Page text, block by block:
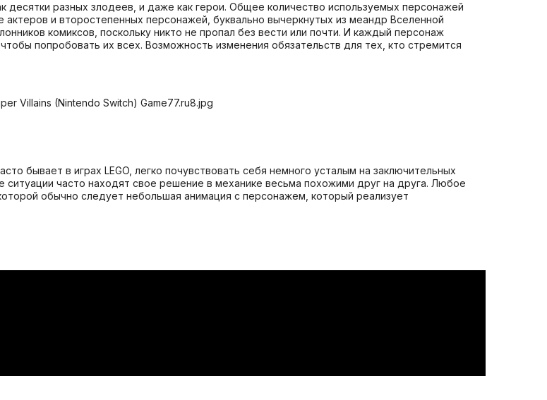
десятки разных злодеев, и даже как герои. Общее количество используемых персонажей
и второстепенных персонажей, буквально вычеркнутых из меандр Вселенной
комиксов, поскольку никто не пропал без вести или почти. И каждый персонаж
попробовать их всех. Возможность изменения обязательств для тех, кто стремится
бывает в играх LEGO, легко почувствовать себя немного усталым на заключительных
часто находят свое решение в механике весьма похожими друг на друга. Любое
обычно следует небольшая анимация с персонажем, который реализует